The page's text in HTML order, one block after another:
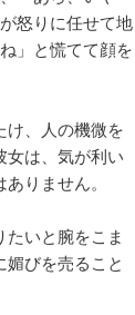
怒りに任せて地
」と慌てて顔を
け、人の機微を
女は、気が利い
りません。
いと腕をこま
びを売ること